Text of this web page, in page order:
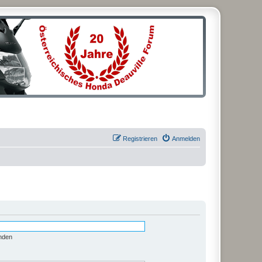
Anmelden
Registrieren